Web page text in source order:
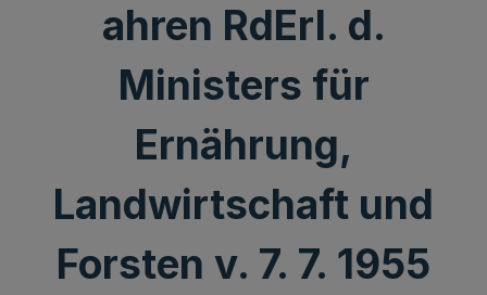
ahren RdErl. d.
Ministers für
Ernährung,
Landwirtschaft und
Forsten v. 7. 7. 1955